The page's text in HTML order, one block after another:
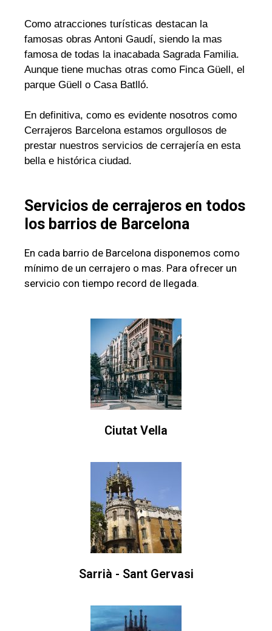
Como atracciones turísticas destacan la
famosas obras Antoni Gaudí, siendo la mas
famosa de todas la inacabada Sagrada Familia.
Aunque tiene muchas otras como Finca Güell, el
parque Güell o Casa Batlló.
En definitiva, como es evidente nosotros como
Cerrajeros Barcelona estamos orgullosos de
prestar nuestros servicios de cerrajería en esta
bella e histórica ciudad.
Servicios de cerrajeros en todos
los barrios de Barcelona
En cada barrio de Barcelona disponemos como
mínimo de un cerrajero o mas. Para ofrecer un
servicio con tiempo record de llegada.
Ciutat Vella
Sarrià - Sant Gervasi